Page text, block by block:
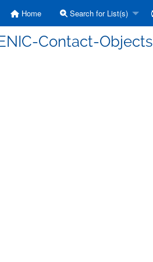
Home Search for List(s)
Contact-Objects